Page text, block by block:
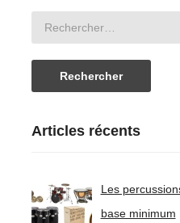
Articles récents
Les
base minimum